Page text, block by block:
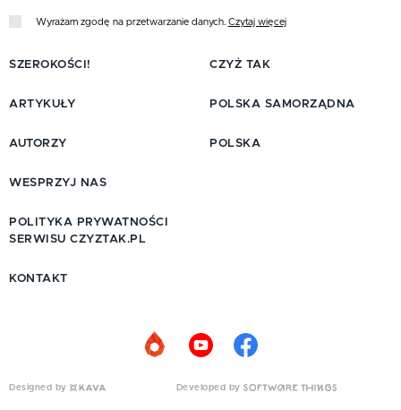
Wyrażam zgodę na przetwarzanie danych. Czytaj więcej
SZEROKOŚCI!
ARTYKUŁY
AUTORZY
CZYŻ TAK
POLSKA SAMORZĄDNA
POLSKA
WESPRZYJ NAS
POLITYKA PRYWATNOŚCI
SERWISU CZYZTAK.PL
KONTAKT
Designed by Developed by